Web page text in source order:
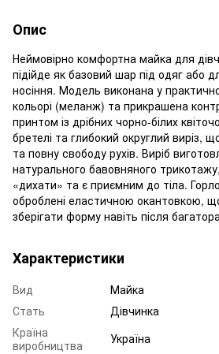
Опис
Неймовірно комфортна майка для
підійде як базовий шар під одяг або
носіння. Модель виконана у
кольорі (меланж) та прикрашена
принтом із дрібних чорно-білих
бретелі та глибокий округлий виріз,
та повну свободу рухів. Виріб
натурального бавовняного
«дихати» та є приємним до тіла.
оброблені еластичною окантовкою,
зберігати форму навіть після
Характеристики
Вид
Майка
Стать
Дівчинка
Країна
виробництва
Україна